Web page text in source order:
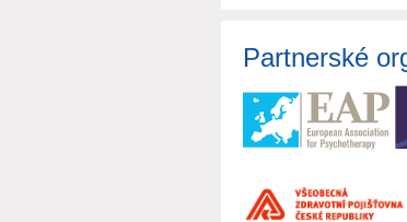
Partnerské